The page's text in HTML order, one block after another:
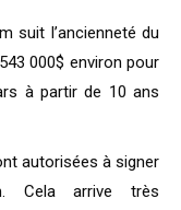
suit l’ancienneté du
000$ environ pour
à partir de 10 ans
autorisées à signer
Cela arrive très